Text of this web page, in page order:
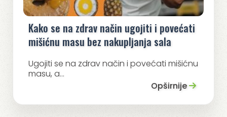
Kako se na zdrav način ugojiti i povećati
mišićnu masu bez nakupljanja sala
Ugojiti se na zdrav način i povećati mišićnu
masu, a...
Opširnije